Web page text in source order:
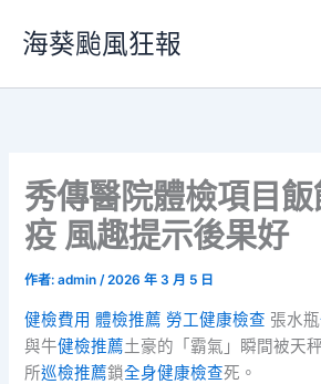
要
海葵颱風狂報
秀傳醫院體檢項目
疫 風趣提示後果好
作者:admin/2026 年 3 月 5 日
健檢費用 體檢推薦 勞工健康檢查 張水瓶
與牛健檢推薦土豪的「霸氣」瞬間被天
所巡檢推薦鎖全身健康檢查死。